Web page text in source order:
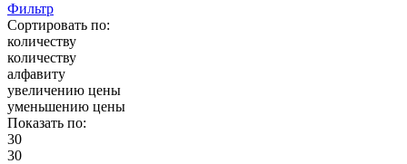
Фильтр
Сортировать по:
количеству
количеству
алфавиту
увеличению цены
уменьшению цены
Показать по:
30
30